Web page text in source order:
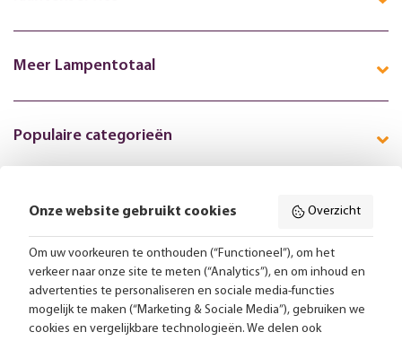
Meer Lampentotaal
Populaire categorieën
Volg ons online:
Gratis bezorging vanaf 99,-
Advies op maat
Onze website gebruikt cookies Overzicht
Om uw voorkeuren te onthouden (“Functioneel”), om het
verkeer naar onze site te meten (“Analytics”), en om inhoud en
advertenties te personaliseren en sociale media-functies
mogelijk te maken (“Marketing & Sociale Media”), gebruiken we
cookies en vergelijkbare technologieën. We delen ook